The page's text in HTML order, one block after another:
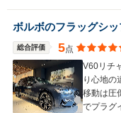
ボルボのフラッグシ
総合評価 5点
V60リチ
り心地の
移動は圧
でプラグ